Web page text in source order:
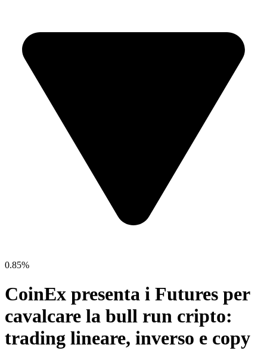
0.85%
CoinEx presenta i Futures per
cavalcare la bull run cripto:
trading lineare, inverso e copy